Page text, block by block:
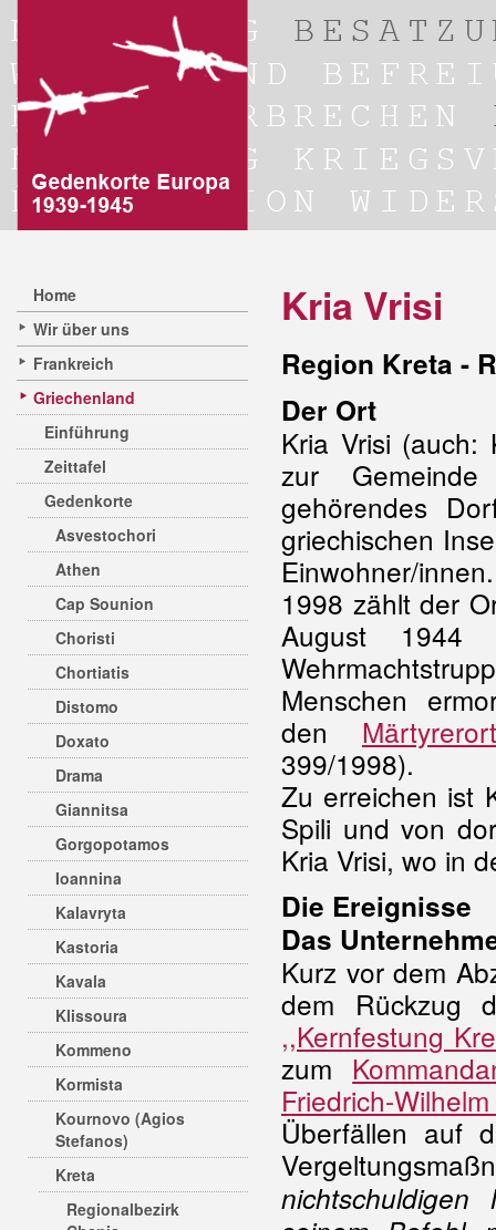
Home
Wir über uns
Frankreich
Griechenland
Einführung
Zeittafel
Gedenkorte
Asvestochori
Athen
Cap Sounion
Choristi
Chortiatis
Distomo
Doxato
Drama
Giannitsa
Gorgopotamos
Ioannina
Kalavryta
Kastoria
Kavala
Klissoura
Kommeno
Kormista
Kournovo (Agios
Stefanos)
Kreta
Regionalbezirk
Kria Vrisi
Region Kreta -
Der Ort
Kria Vrisi (auch:
zur
gehörendes
griechischen
Einwohner/
1998 zählt der
August 1944
Menschen
den
399/1998).
Zu erreichen ist
Spili und von
Kria Vrisi, wo in
Die Ereignisse
Das
Kurz vor dem
dem Rückzug
,,Kernfestung
zum
Friedrich-
Überfällen auf